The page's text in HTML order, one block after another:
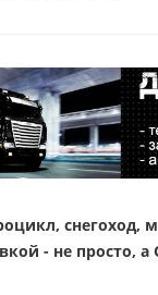
снегоход,
- не просто,